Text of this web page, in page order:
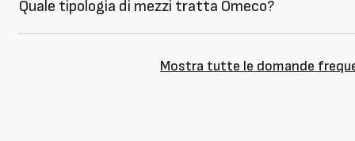
Quale tipologia di mezzi tratta Omeco?
Mostra tutte le domande